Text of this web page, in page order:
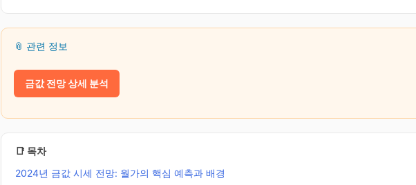
📎 관련 정보
금값 전망 상세 분석
📑 목차
2024년 금값 시세 전망: 월가의 핵심 예측과 배경